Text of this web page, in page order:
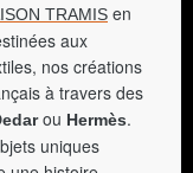
TRAMIS en
aux
nos créations
à travers des
ou Hermès.
uniques